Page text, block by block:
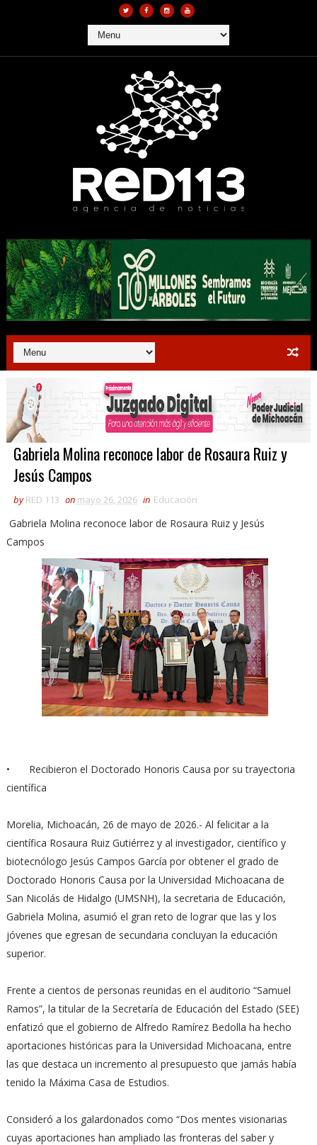
Gabriela Molina reconoce labor de Rosaura Ruiz y
Jesús Campos
by RED 113 on mayo 26, 2026 in Educación
Gabriela Molina reconoce labor de Rosaura Ruiz y Jesús
Campos
•
⁠Recibieron el Doctorado Honoris Causa por su trayectoria
científica
Morelia, Michoacán, 26 de mayo de 2026.- Al felicitar a la
científica Rosaura Ruiz Gutiérrez y al investigador, científico y
biotecnólogo Jesús Campos García por obtener el grado de
Doctorado Honoris Causa por la Universidad Michoacana de
San Nicolás de Hidalgo (UMSNH), la secretaria de Educación,
Gabriela Molina, asumió el gran reto de lograr que las y los
jóvenes que egresan de secundaria concluyan la educación
superior.
Frente a cientos de personas reunidas en el auditorio “Samuel
Ramos”, la titular de la Secretaría de Educación del Estado (SEE)
enfatizó que el gobierno de Alfredo Ramírez Bedolla ha hecho
aportaciones históricas para la Universidad Michoacana, entre
las que destaca un incremento al presupuesto que jamás había
tenido la Máxima Casa de Estudios.
Consideró a los galardonados como “Dos mentes visionarias
cuyas aportaciones han ampliado las fronteras del saber y